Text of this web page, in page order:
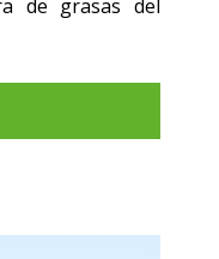
de grasas del